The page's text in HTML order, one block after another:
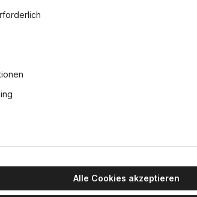
L: 30,5 cm, B: 10,5 cm,
Die neuesten Down-Light-
Grid In und Grid In Trimless HP eine
LED-Arrays und intelligenter Aktivkühlung
Alle Cookies akzeptieren